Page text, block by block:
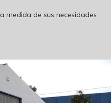
medida de sus necesidades